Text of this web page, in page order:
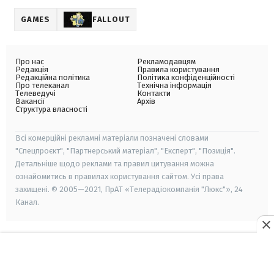
GAMES FALLOUT
Про нас
Редакція
Редакційна політика
Про телеканал
Телеведучі
Вакансії
Структура власності
Рекламодавцям
Правила користування
Політика конфіденційності
Технічна інформація
Контакти
Архів
Всі комерційні рекламні матеріали позначені словами
"Спецпроєкт", "Партнерський матеріал", "Експерт", "Позиція".
Детальніше щодо реклами та правил цитування можна
ознайомитись в правилах користування сайтом. Усі права
захищені. © 2005—2021, ПрАТ «Телерадіокомпанія "Люкс"», 24
Канал.